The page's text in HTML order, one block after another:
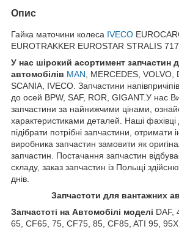
Опис
Гайка маточини колеса IVECO
EUROTRAKKER EUROSTAR STRALIS
У нас шірокий асортимент запчастин
автомобілів MAN , MERCEDES, VOLVO,
SCANIA, IVECO. Запчастини
до осей BPW, SAF, ROR, GIGANT.У нас
запчастини за найнижчими цінами,
характеристиками деталей. Наші
підібрати потрібні запчастини,
виробника запчастин замовити як
запчастин. Постачання запчастин
складу, заказ запчастин із Польщі
днів.
Запчастоти для вантажних
Запчастоті на Автомобілі моделі DAF,
65, CF65, 75, CF75, 85, CF85, ATI 95,